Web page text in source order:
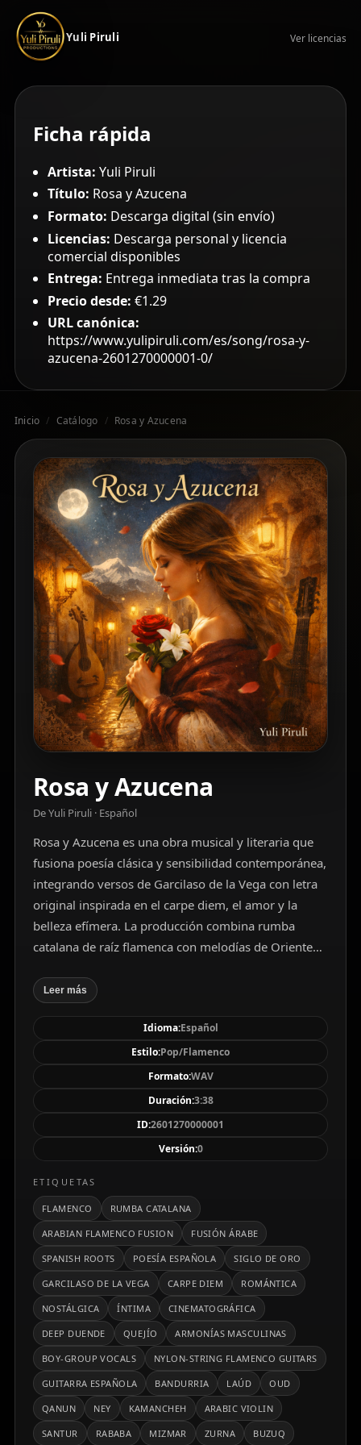
Yuli Piruli Ver licencias
Ficha rápida
Artista: Yuli Piruli
Título: Rosa y Azucena
Formato: Descarga digital (sin envío)
Licencias: Descarga personal y licencia
comercial disponibles
Entrega: Entrega inmediata tras la compra
Precio desde: €1.29
URL canónica:
https://www.yulipiruli.com/es/song/rosa-y-
azucena-2601270000001-0/
Inicio / Catálogo / Rosa y Azucena
Rosa y Azucena
De Yuli Piruli · Español
Rosa y Azucena es una obra musical y literaria que
fusiona poesía clásica y sensibilidad contemporánea,
integrando versos de Garcilaso de la Vega con letra
original inspirada en el carpe diem, el amor y la
belleza efímera. La producción combina rumba
catalana de raíz flamenca con melodías de Oriente
atmósfera íntima y cinematográfica. El arreglo se
bandurria y laúd, junto a instrumentos árabes como
oud, qanun, ney y violín oriental, reforzados por
percusiones orgánicas (cajón, palmas suaves,
castañuelas, pandereta, riqq, darbuka, daf) y detalles
expresivos como solos de trompeta lírica. La base
rítmica incorpora un subgrave 808 cálido y
percusión moderna contenida, con voces masculinas
armonizadas y fraseo de quejío, manteniendo
dinámicas controladas y una calidez terrosa y
evocadora.
Leer más
Idioma:Español
Estilo:Pop/Flamenco
Formato:WAV
Duración:3:38
ID:2601270000001
Versión:0
ETIQUETAS
FLAMENCO RUMBA CATALANA
ARABIAN FLAMENCO FUSION FUSIÓN ÁRABE
SPANISH ROOTS POESÍA ESPAÑOLA SIGLO DE ORO
GARCILASO DE LA VEGA CARPE DIEM ROMÁNTICA
NOSTÁLGICA ÍNTIMA CINEMATOGRÁFICA
DEEP DUENDE QUEJÍO ARMONÍAS MASCULINAS
BOY-GROUP VOCALS NYLON-STRING FLAMENCO GUITARS
GUITARRA ESPAÑOLA BANDURRIA LAÚD OUD
QANUN NEY KAMANCHEH ARABIC VIOLIN
SANTUR RABABA MIZMAR ZURNA BUZUQ